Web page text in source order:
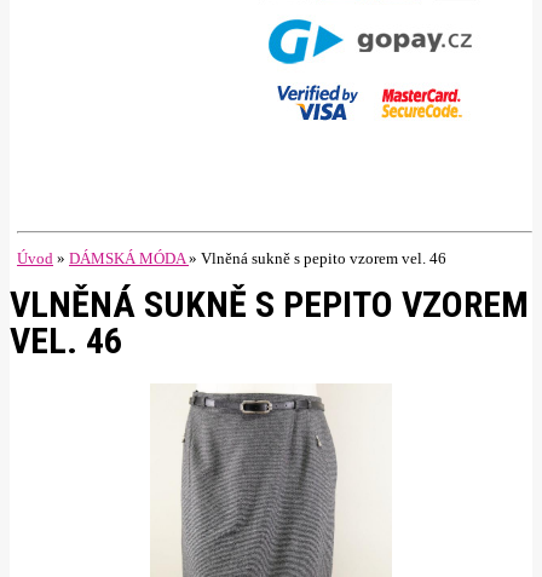
Úvod » DÁMSKÁ MÓDA» Vlněná sukně s pepito vzorem vel. 46
VLNĚNÁ SUKNĚ S PEPITO VZOREM
VEL. 46